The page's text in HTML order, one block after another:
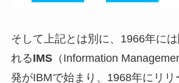
そして上記とは別に、1966年には
れるIMS（Information
発がIBMで始まり、1968年にリリ